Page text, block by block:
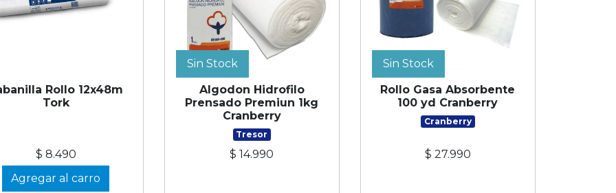
Rollo 12x48m
Tork
$ 8.490
Agregar al carro
Sin Stock
Algodon Hidrofilo
Prensado Premiun 1kg
Cranberry
Tresor
$ 14.990
Sin Stock
Rollo Gasa Absorbente
100 yd Cranberry
Cranberry
$ 27.990